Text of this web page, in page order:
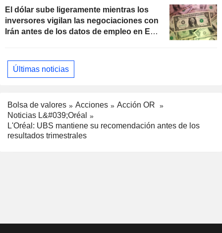
El dólar sube ligeramente mientras los
inversores vigilan las negociaciones con
Irán antes de los datos de empleo en EE.
Últimas noticias
Bolsa de valores Acciones
Acción OR
Noticias L&#039;Oréal
L'Oréal: UBS mantiene su recomendación antes de los
resultados trimestrales